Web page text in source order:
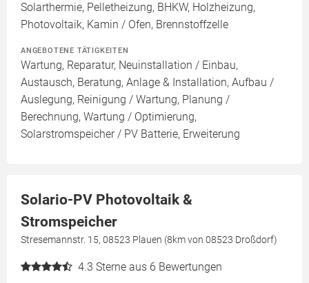
Solarthermie, Pelletheizung, BHKW, Holzheizung,
Photovoltaik, Kamin / Ofen, Brennstoffzelle
ANGEBOTENE TÄTIGKEITEN
Wartung, Reparatur, Neuinstallation / Einbau,
Austausch, Beratung, Anlage & Installation, Aufbau /
Auslegung, Reinigung / Wartung, Planung /
Berechnung, Wartung / Optimierung,
Solarstromspeicher / PV Batterie, Erweiterung
Solario-PV Photovoltaik &
Stromspeicher
Stresemannstr. 15, 08523 Plauen (8km von 08523 Droßdorf)
4.3 Sterne aus 6 Bewertungen